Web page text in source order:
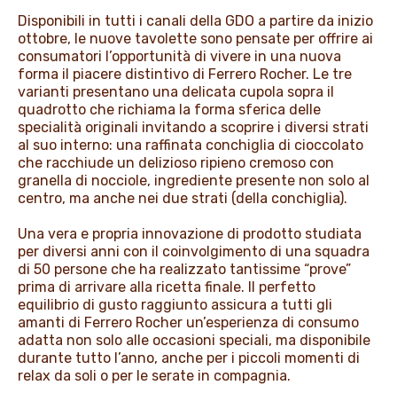
Disponibili in tutti i canali della GDO a partire da inizio
ottobre, le nuove tavolette sono pensate per offrire ai
consumatori l’opportunità di vivere in una nuova
forma il piacere distintivo di Ferrero Rocher. Le tre
varianti presentano una delicata cupola sopra il
quadrotto che richiama la forma sferica delle
specialità originali invitando a scoprire i diversi strati
al suo interno: una raffinata conchiglia di cioccolato
che racchiude un delizioso ripieno cremoso con
granella di nocciole, ingrediente presente non solo al
centro, ma anche nei due strati (della conchiglia).
Una vera e propria innovazione di prodotto studiata
per diversi anni con il coinvolgimento di una squadra
di 50 persone che ha realizzato tantissime “prove”
prima di arrivare alla ricetta finale. Il perfetto
equilibrio di gusto raggiunto assicura a tutti gli
amanti di Ferrero Rocher un’esperienza di consumo
adatta non solo alle occasioni speciali, ma disponibile
durante tutto l’anno, anche per i piccoli momenti di
relax da soli o per le serate in compagnia.